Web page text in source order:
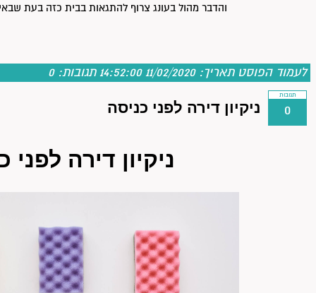
והדבר מהול בעונג צרוף להתגאות בבית כזה בעת
לעמוד הפוסט תאריך: 11/02/2020 14:52:00 תגובות:0
תגובות
0 ניקיון דירה לפני כניסה
ניקיון דירה לפני